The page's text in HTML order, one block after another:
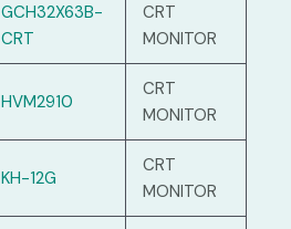
GCH32X63B-
CRT
CRT
MONITOR
HVM2910
CRT
MONITOR
KH-12G
CRT
MONITOR